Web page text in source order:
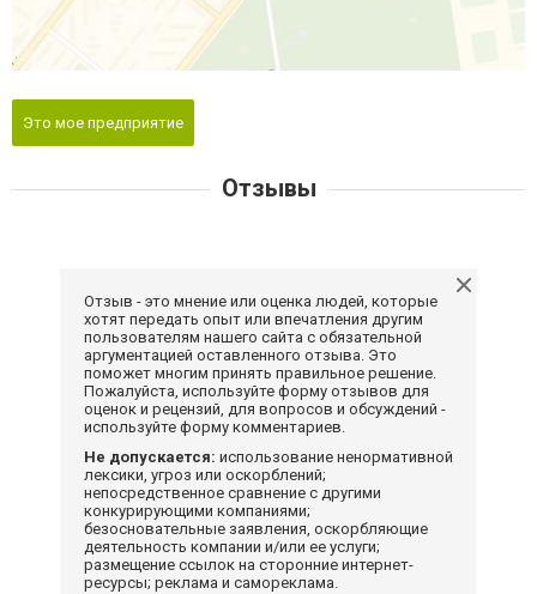
Это мое предприятие
Отзывы
Отзыв - это мнение или оценка людей, которые
хотят передать опыт или впечатления другим
пользователям нашего сайта с обязательной
аргументацией оставленного отзыва. Это
поможет многим принять правильное решение.
Пожалуйста, используйте форму отзывов для
оценок и рецензий, для вопросов и обсуждений -
используйте форму комментариев.
Не допускается: использование ненормативной
лексики, угроз или оскорблений;
непосредственное сравнение с другими
конкурирующими компаниями;
безосновательные заявления, оскорбляющие
деятельность компании и/или ее услуги;
размещение ссылок на сторонние интернет-
ресурсы; реклама и самореклама.